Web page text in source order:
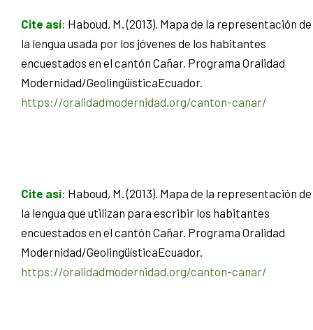
Cite así: Haboud, M. (2013). Mapa de la representación de
la lengua usada por los jóvenes de los habitantes
encuestados en el cantón Cañar. Programa Oralidad
Modernidad/GeolingüísticaEcuador.
https://oralidadmodernidad.org/canton-canar/
Cite así: Haboud, M. (2013). Mapa de la representación de
la lengua que utilizan para escribir los habitantes
encuestados en el cantón Cañar. Programa Oralidad
Modernidad/GeolingüísticaEcuador.
https://oralidadmodernidad.org/canton-canar/